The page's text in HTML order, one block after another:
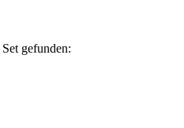
gefunden: